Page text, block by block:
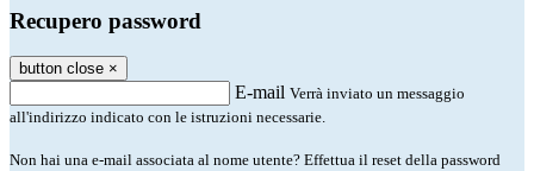
Recupero password
button close ×
E-mail Verrà inviato un messaggio
all'indirizzo indicato con le istruzioni necessarie.
Non hai una e-mail associata al nome utente? Effettua il reset della password